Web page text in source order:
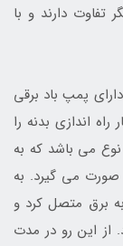
تفاوت دارند و با
پمپ باد برقی
اندازی بدنه را
می باشد که به
می گیرد. به
برق متصل کرد و
از این رو در مدت